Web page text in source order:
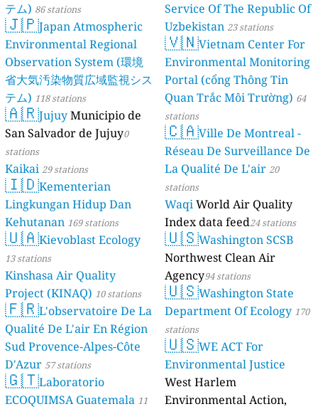
テム) 86 stations
🇯🇵Japan Atmospheric
Environmental Regional
Observation System (環境
省大気汚染物質広域監視シス
テム) 118 stations
🇦🇷Jujuy Municipio de
San Salvador de Jujuy0
stations
Kaikai 29 stations
🇮🇩Kementerian
Lingkungan Hidup Dan
Kehutanan 169 stations
🇺🇦Kievoblast Ecology
13 stations
Kinshasa Air Quality
Project (KINAQ) 10 stations
🇫🇷L'observatoire De La
Qualité De L'air En Région
Sud Provence-Alpes-Côte
D'Azur 57 stations
🇬🇹Laboratorio
ECOQUIMSA Guatemala 11
Service Of The Republic Of
Uzbekistan 23 stations
🇻🇳Vietnam Center For
Environmental Monitoring
Portal (cổng Thông Tin
Quan Trắc Môi Trường) 64
stations
🇨🇦Ville De Montreal -
Réseau De Surveillance De
La Qualité De L'air 20
stations
WaqiWorld Air Quality
Index data feed24 stations
🇺🇸Washington SCSB
Northwest Clean Air
Agency94 stations
🇺🇸Washington State
Department Of Ecology 170
stations
🇺🇸WE ACT For
Environmental Justice
West Harlem
Environmental Action,